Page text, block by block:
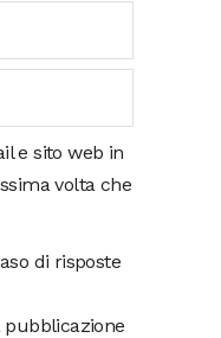
e sito web in
volta che
di risposte
pubblicazione